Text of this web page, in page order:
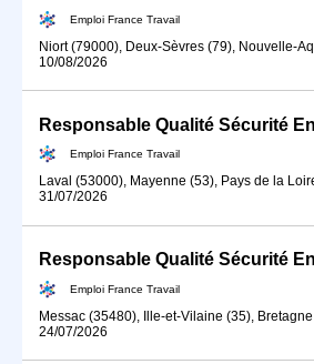
Emploi France Travail
Niort (79000), Deux-Sèvres (79), Nouvelle-
10/08/2026
Emploi France Travail
Laval (53000), Mayenne (53), Pays de la
31/07/2026
Emploi France Travail
Messac (35480), Ille-et-Vilaine (35), Bretagne
24/07/2026